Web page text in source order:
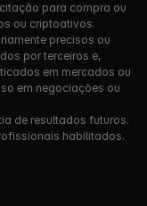
para compra ou
ou criptoativos.
precisos ou
por terceiros e,
em mercados ou
em negociações ou
de resultados futuros.
habilitados.